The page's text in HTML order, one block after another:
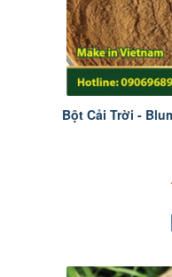
Bột Cải Trời -